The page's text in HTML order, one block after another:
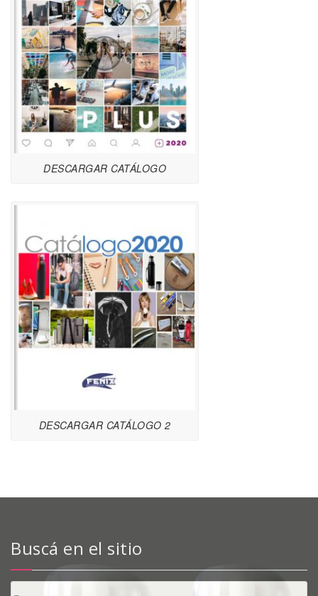
DESCARGAR CATÁLOGO
DESCARGAR CATÁLOGO 2
Buscá en el sitio